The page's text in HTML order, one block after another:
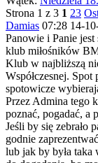
Strona 1 z 3 1 23
Damias 07:28 14-
Panowie i Panie
klub miłośników
Klub w najbliższą
Współczesnej.
spotowicze
Przez Admina tego
poznać, pogadać, a
Jeśli by się zebrało
godnie
lub jak by była